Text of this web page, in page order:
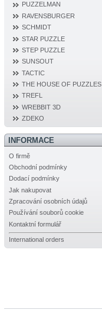
PUZZELMAN
RAVENSBURGER
SCHMIDT
STAR PUZZLE
STEP PUZZLE
SUNSOUT
TACTIC
THE HOUSE OF PUZZLES
TREFL
WREBBIT 3D
ZDEKO
INFORMACE
O firmě
Obchodní podmínky
Dodací podmínky
Jak nakupovat
Zpracování osobních údajů
Používání souborů cookie
Kontaktní formulář
International orders